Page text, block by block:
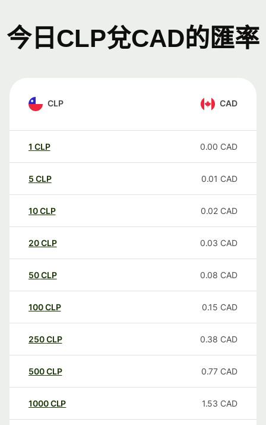
今日CLP兌CAD的匯率
CLP CAD
1 CLP 0.00 CAD
5 CLP 0.01 CAD
10CLP 0.02 CAD
20CLP 0.03 CAD
50CLP 0.08 CAD
100CLP 0.15 CAD
250CLP 0.38 CAD
500CLP 0.77 CAD
1000CLP 1.53 CAD